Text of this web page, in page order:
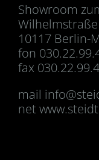
Showroom
10117 Berlin-
fon
fax
mail
net